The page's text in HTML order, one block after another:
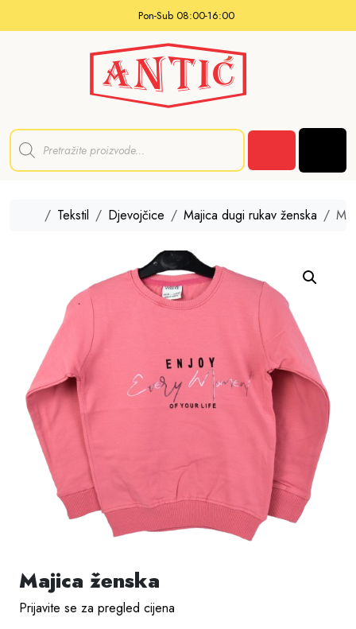
Pon-Sub 08:00-16:00
P
d
HomeTekstil Djevojčice Majica dugi rukav ženska
Majica ženska
Prijavite se za pregled cijena